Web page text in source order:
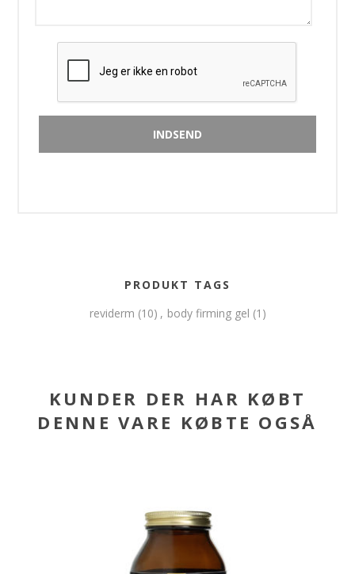
PRODUKT TAGS
reviderm (10) , body firming gel (1)
KUNDER DER HAR KØBT
DENNE VARE KØBTE OGSÅ